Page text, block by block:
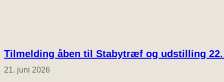
Tilmelding åben til Stabytræf og udstilling
21. juni 2026